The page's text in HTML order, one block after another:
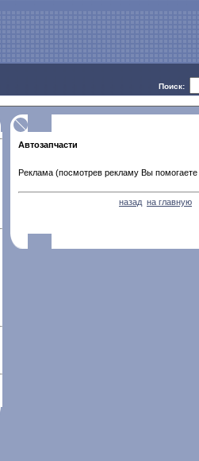
Поиск:
Автозапчасти
Реклама (посмотрев рекламу Вы
назад на главную